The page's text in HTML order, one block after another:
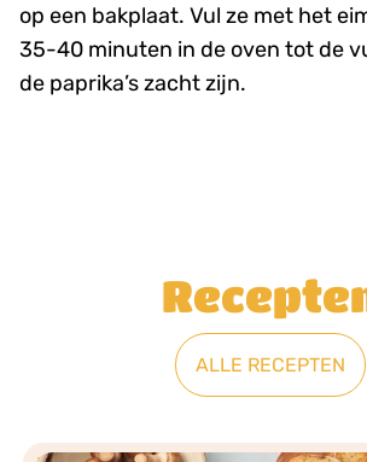
op een bakplaat. Vul ze met het
35-40 minuten in de oven tot de
de paprika’s zacht zijn.
ALLE RECEPTEN